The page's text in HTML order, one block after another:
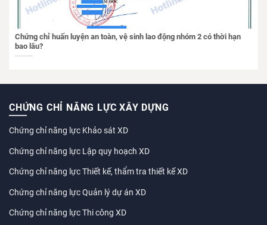
Chứng chỉ huấn luyện an toàn, vệ sinh lao động nhóm 2 có thời hạn
bao lâu?
CHỨNG CHỈ NĂNG LỰC XÂY DỰNG
Chứng chỉ năng lực Khảo sát XD
Chứng chỉ năng lực Lập quy hoạch XD
Chứng chỉ năng lực Thiết kế, thẩm tra thiết kế XD
Chứng chỉ năng lực Quản lý dự án XD
Chứng chỉ năng lực Thi công XD